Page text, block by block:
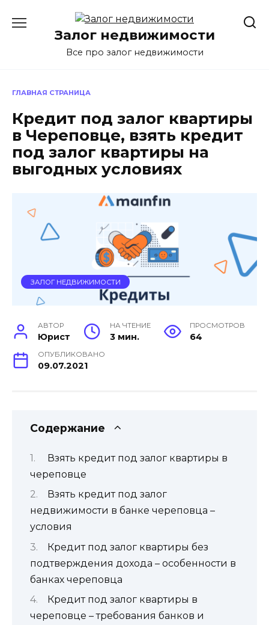
содержаниюЗалог недвижимости
Все про залог недвижимости
ГЛАВНАЯ СТРАНИЦА
Кредит под залог квартиры
в Череповце, взять кредит
под залог квартиры на
выгодных условиях
ЗАЛОГ НЕДВИЖИМОСТИ
АВТОР
Юрист
НА ЧТЕНИЕ
3 мин.
ПРОСМОТРОВ
64
ОПУБЛИКОВАНО
09.07.2021
Содержание
Взять кредит под залог квартиры в
череповце
Взять кредит под залог
недвижимости в банке череповца –
условия
Кредит под залог квартиры без
подтверждения дохода – особенности в
банках череповца
Кредит под залог квартиры в
череповце – требования банков и